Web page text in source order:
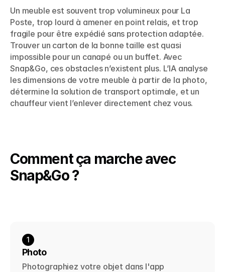
Un meuble est souvent trop volumineux pour La
Poste, trop lourd à amener en point relais, et trop
fragile pour être expédié sans protection adaptée.
Trouver un carton de la bonne taille est quasi
impossible pour un canapé ou un buffet. Avec
Snap&Go, ces obstacles n’existent plus. L’IA analyse
les dimensions de votre meuble à partir de la photo,
détermine la solution de transport optimale, et un
chauffeur vient l’enlever directement chez vous.
Comment ça marche avec
Snap&Go ?
1
Photo
Photographiez votre objet dans l'app